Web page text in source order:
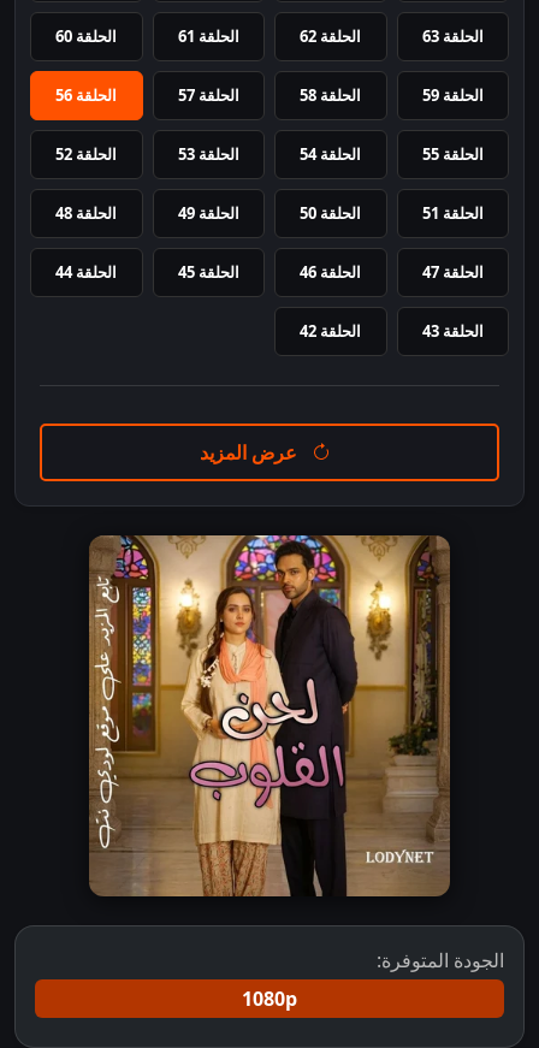
الحلقة 63 الحلقة 62 الحلقة 61 الحلقة 60
الحلقة 59 الحلقة 58 الحلقة 57 الحلقة 56
الحلقة 55 الحلقة 54 الحلقة 53 الحلقة 52
الحلقة 51 الحلقة 50 الحلقة 49 الحلقة 48
الحلقة 47 الحلقة 46 الحلقة 45 الحلقة 44
الحلقة 43 الحلقة 42
عرض المزيد
الجودة المتوفرة:
1080p